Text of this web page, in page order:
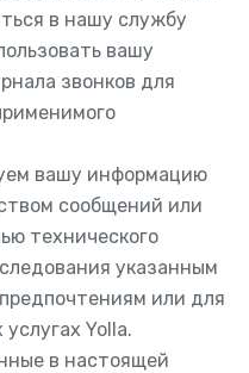
в нашу службу
вашу
звонков для
вашу информацию
сообщений или
технического
указанным
или для
Yolla.
в настоящей